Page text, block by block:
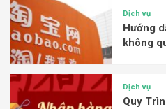
Dịch vụ
Hướng
không
Dịch vụ
Quy